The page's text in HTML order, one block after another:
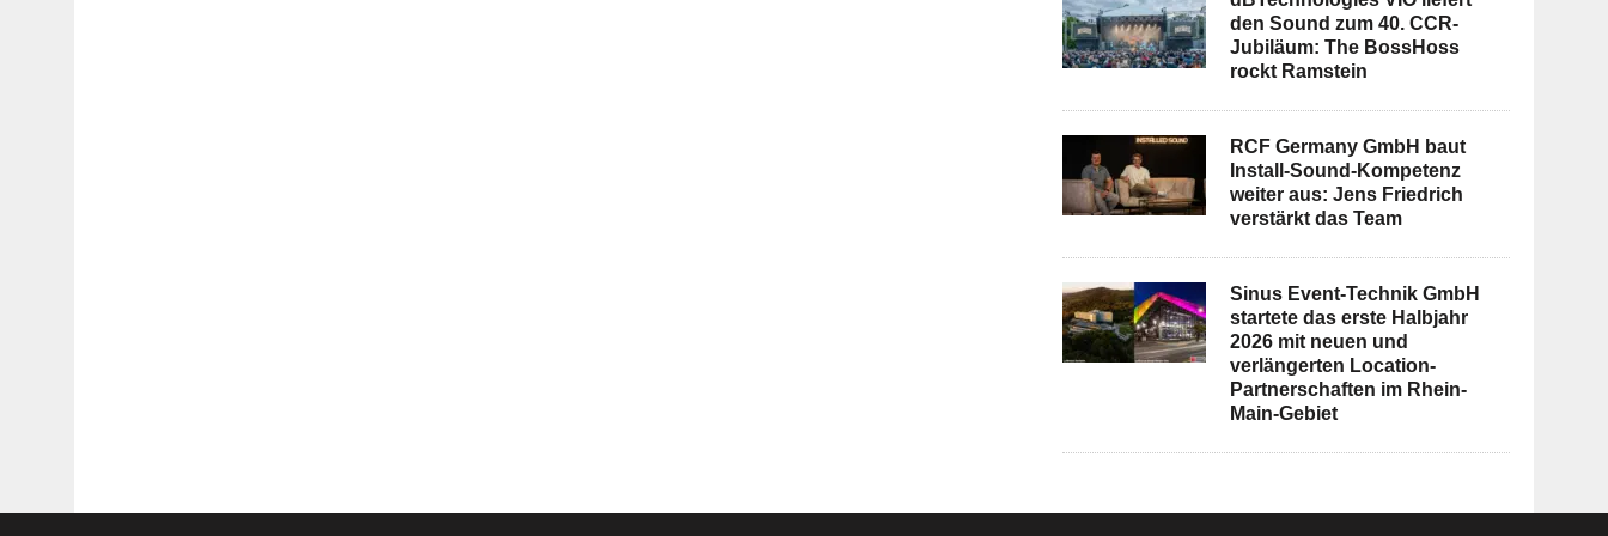
den Sound zum 40. CCR-
Jubiläum: The BossHoss
rockt Ramstein
RCF Germany GmbH baut
Install-Sound-Kompetenz
weiter aus: Jens Friedrich
verstärkt das Team
Sinus Event-Technik GmbH
startete das erste Halbjahr
2026 mit neuen und
verlängerten Location-
Partnerschaften im Rhein-
Main-Gebiet